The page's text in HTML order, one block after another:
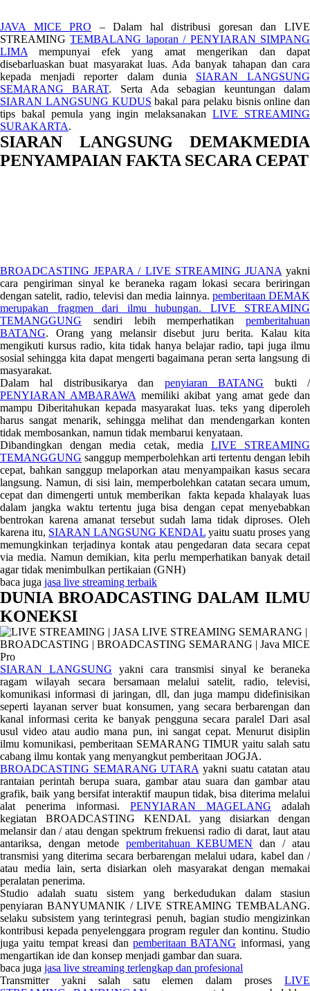
JAVA MICE PRO – Dalam hal distribusi goresan dan LIVE
STREAMINGTEMBALANG laporan / PENYIARAN SIMPANG
LIMA mempunyai efek yang amat mengerikan dan dapat
disebarluaskan buat masyarakat luas. Ada banyak tahapan dan cara
kepada menjadi reporter dalam dunia SIARAN LANGSUNG
SEMARANG BARAT. Serta Ada sebagian keuntungan dalam
SIARAN LANGSUNG KUDUS bakal para pelaku bisnis online dan
tips bakal pemula yang ingin melaksanakanLIVE STREAMING
SURAKARTA.
SIARAN LANGSUNG DEMAKMEDIA
PENYAMPAIAN FAKTA SECARA CEPAT
BROADCASTING JEPARA / LIVE STREAMING JUANA yakni
cara pengiriman sinyal ke beraneka ragam lokasi secara beriringan
dengan satelit, radio, televisi dan media lainnya. pemberitaan DEMAK
merupakan fragmen dari ilmu hubungan. LIVE STREAMING
TEMANGGUNG sendiri lebih memperhatikan pemberitahuan
BATANG. Orang yang melansir disebut juru berita. Kalau kita
mengikuti kursus radio, kita tidak hanya belajar radio, tapi juga ilmu
sosial sehingga kita dapat mengerti bagaimana peran serta langsung di
masyarakat.
Dalam hal distribusikarya dan penyiaran BATANG bukti /
PENYIARAN AMBARAWA memiliki akibat yang amat gede dan
mampu Diberitahukan kepada masyarakat luas. teks yang diperoleh
harus sangat menarik, sehingga melihat dan mendengarkan konten
tidak membosankan, namun tidak membarui kenyataan.
Dibandingkan dengan media cetak, media LIVE STREAMING
TEMANGGUNG sanggup memperbolehkan arti tertentu dengan lebih
cepat, bahkan sanggup melaporkan atau menyampaikan kasus secara
langsung. Namun, di sisi lain, memperbolehkan catatan secara umum,
cepat dan dimengerti untuk memberikan fakta kepada khalayak luas
dalam jangka waktu tertentu juga bisa dengan cepat menyebabkan
bentrokan karena amanat tersebut sudah lama tidak diproses. Oleh
karena itu, SIARAN LANGSUNG KENDAL yaitu suatu proses yang
memungkinkan terjadinya kontak atau pengedaran data secara cepat
via media. Namun demikian, kita perlu memperhatikan banyak detail
agar tidak menimbulkan pertikaian (GNH)
baca juga jasa live streaming terbaik
DUNIA BROADCASTING DALAM ILMU
KONEKSI
SIARAN LANGSUNG yakni cara transmisi sinyal ke beraneka
ragam wilayah secara bersamaan melalui satelit, radio, televisi,
komunikasi informasi di jaringan, dll, dan juga mampu didefinisikan
seperti layanan server buat konsumen, yang secara berbarengan dan
kanal informasi cerita ke banyak pengguna secara paralel Dari asal
usul video atau audio mana pun, ini sangat cepat. Menurut disiplin
ilmu komunikasi, pemberitaan SEMARANG TIMUR yaitu salah satu
cabang ilmu kontak yang menyangkut pemberitaan JOGJA.
BROADCASTING SEMARANG UTARA yakni suatu catatan atau
rantaian perintah berupa suara, gambar atau suara dan gambar atau
grafik, baik yang bersifat interaktif maupun tidak, bisa diterima melalui
alat penerima informasi. PENYIARAN MAGELANG adalah
kegiatan BROADCASTING KENDAL yang disiarkan dengan
melansir dan / atau dengan spektrum frekuensi radio di darat, laut atau
antariksa, dengan metode pemberitahuan KEBUMEN dan / atau
transmisi yang diterima secara berbarengan melalui udara, kabel dan /
atau media lain, serta disiarkan oleh masyarakat dengan memakai
peralatan penerima.
Studio adalah suatu sistem yang berkedudukan dalam stasiun
penyiaran BANYUMANIK / LIVE STREAMING TEMBALANG.
selaku subsistem yang terintegrasi penuh, bagian studio mengizinkan
kontribusi kepada penyelenggara program reguler dan kontinu. Studio
juga yaitu tempat kreasi dan pemberitaan BATANG informasi, yang
mengartikan ide dan konsep menjadi gambar dan suara.
baca juga jasa live streaming terlengkap dan profesional
Transmitter yakni salah satu elemen dalam proses LIVE